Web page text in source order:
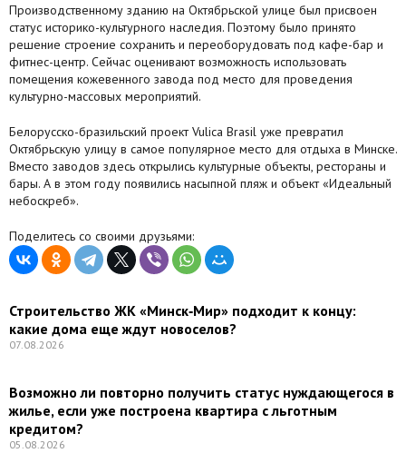
Производственному зданию на Октябрьской улице был присвоен
статус историко-культурного наследия. Поэтому было принято
решение строение сохранить и переоборудовать под кафе-бар и
фитнес-центр. Сейчас оценивают возможность использовать
помещения кожевенного завода под место для проведения
культурно-массовых мероприятий.
Белорусско-бразильский проект Vulica Brasil уже превратил
Октябрьскую улицу в самое популярное место для отдыха в Минске.
Вместо заводов здесь открылись культурные объекты, рестораны и
бары. А в этом году появились насыпной пляж и объект «Идеальный
небоскреб».
Поделитесь со своими друзьями:
Строительство ЖК «Минск‑Мир» подходит к концу:
какие дома еще ждут новоселов?
07.08.2026
Возможно ли повторно получить статус нуждающегося в
жилье, если уже построена квартира с льготным
кредитом?
05.08.2026